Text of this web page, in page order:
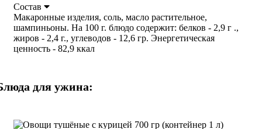
Состав
Макаронные изделия, соль, масло растительное,
шампиньоны. На 100 г. блюдо содержит: белков - 2,9 г .,
жиров - 2,4 г., углеводов - 12,6 гр. Энергетическая
ценность - 82,9 ккал
для ужина: